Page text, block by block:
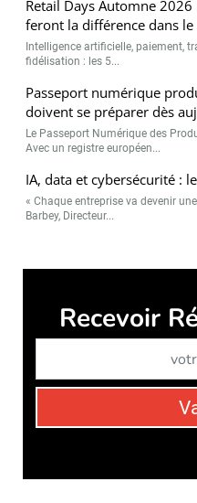
Retail Days Automne
feront la différence dans le
Intelligence artificielle, paiement,
fidélisation : les 5...
Passeport numérique
doivent se préparer dès
Le Passeport Numérique des
Avec un registre européen...
IA, data et cybersécurité :
« Chaque entreprise va devenir
Barbey, Directeur...
Bel été à tous… Républik
dès la rentrée
Après la pause estivale, Républik
du commerce pour une...
Nuit du Commerce
aux dirigeants du retail !